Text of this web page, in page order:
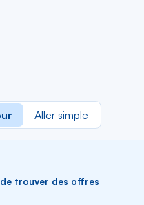
Aller simple
trouver des offres